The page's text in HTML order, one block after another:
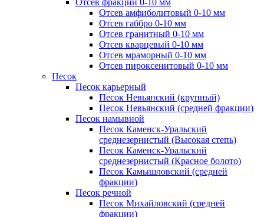
Отсев фракции 0-10 мм
Отсев амфиболитовый 0-10 мм
Отсев габбро 0-10 мм
Отсев гранитный 0-10 мм
Отсев кварцевый 0-10 мм
Отсев мраморный 0-10 мм
Отсев пироксенитовый 0-10 мм
Песок
Песок карьерный
Песок Невьянский (крупный)
Песок Невьянский (средней фракции)
Песок намывной
Песок Каменск-Уральский
среднезернистый (Высокая степь)
Песок Каменск-Уральский
среднезернистый (Красное болото)
Песок Камышловский (средней
фракции)
Песок речной
Песок Михайловский (средней
фракции)